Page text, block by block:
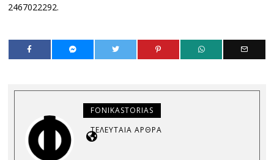
2467022292.
FONIKASTORIAS
ΤΕΛΕΥΤΑΊΑ ΆΡΘΡΑ